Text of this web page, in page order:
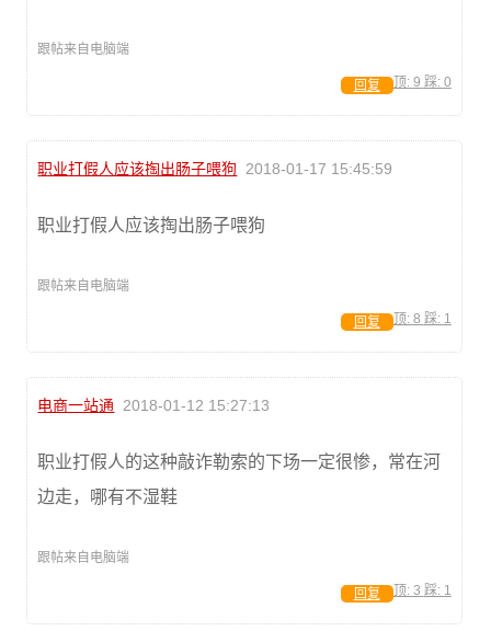
跟帖来自电脑端
顶: 9 踩: 0
回复
职业打假人应该掏出肠子喂狗 2018-01-17 15:45:59
职业打假人应该掏出肠子喂狗
跟帖来自电脑端
顶: 8 踩: 1
回复
电商一站通 2018-01-12 15:27:13
职业打假人的这种敲诈勒索的下场一定很惨，常在河
边走，哪有不湿鞋
跟帖来自电脑端
顶: 3 踩: 1
回复